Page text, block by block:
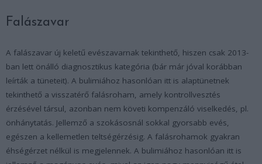
Falászavar
A falászavar új keletű evészavarnak tekinthető, hiszen csak 2013-
ban lett önálló diagnosztikus kategória (bár már jóval korábban
leírták a tüneteit). A bulimiához hasonlóan itt is alaptünetnek
tekinthető a visszatérő falásroham, amely kontrollvesztés
érzésével társul, azonban nem követi kompenzáló viselkedés, pl.
önhánytatás. Jellemző a szokásosnál sokkal gyorsabb evés,
egészen a kellemetlen teltségérzésig. A falásrohamok gyakran
éhségérzet nélkül is megjelennek. A bulimiához hasonlóan itt is